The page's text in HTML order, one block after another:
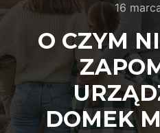
16
O CZYM
DOMEK